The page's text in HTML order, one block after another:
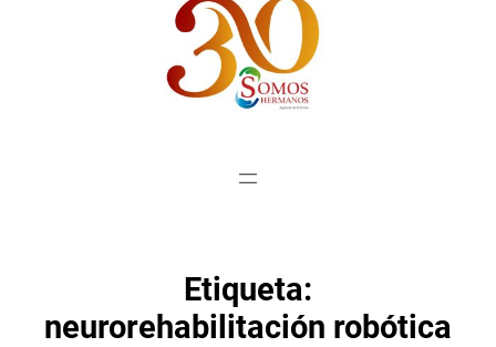
Etiqueta:
neurorehabilitación robótica